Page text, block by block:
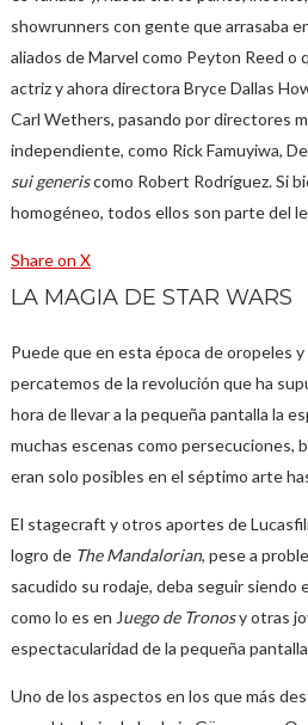
showrunners con gente que arrasaba
aliados de Marvel como Peyton Reed o
actriz y ahora directora Bryce Dallas
Carl Wethers, pasando por directores
independiente, como Rick Famuyiwa,
sui generiscomo Robert Rodríguez. Si
homogéneo, todos ellos son parte del
Share on X
LA MAGIA DE STAR WARS
Puede que en esta época de oropeles
percatemos de la revolución que ha
hora de llevar a la pequeña pantalla la
muchas escenas como persecuciones,
eran solo posibles en el séptimo arte
El stagecraft y otros aportes de
logro de The Mandalorian, pese a
sacudido su rodaje, deba seguir siendo
como lo es en Juego de Tronosy otras
espectacularidad de la pequeña
Uno de los aspectos en los que más